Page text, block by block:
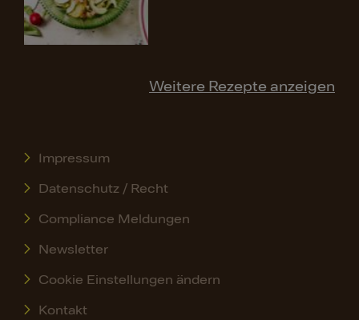
Weitere Rezepte anzeigen
Impressum
Datenschutz / Recht
Compliance Meldungen
Newsletter
Cookie Einstellungen ändern
Kontakt